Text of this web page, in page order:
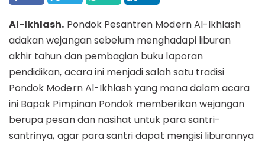
Al-Ikhlash. Pondok Pesantren Modern Al-Ikhlash
adakan wejangan sebelum menghadapi liburan
akhir tahun dan pembagian buku laporan
pendidikan, acara ini menjadi salah satu tradisi
Pondok Modern Al-Ikhlash yang mana dalam acara
ini Bapak Pimpinan Pondok memberikan wejangan
berupa pesan dan nasihat untuk para santri-
santrinya, agar para santri dapat mengisi liburannya